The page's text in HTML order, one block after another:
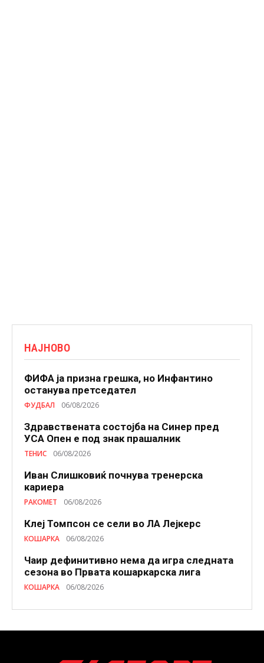
НАЈНОВО
ФИФА ја призна грешка, но Инфантино
останува претседател
ФУДБАЛ 06/08/2026
Здравствената состојба на Синер пред
УСА Опен е под знак прашалник
ТЕНИС 06/08/2026
Иван Слишковиќ почнува тренерска
кариера
РАКОМЕТ 06/08/2026
Клеј Томпсон се сели во ЛА Лејкерс
КОШАРКА 06/08/2026
Чаир дефинитивно нема да игра следната
сезона во Првата кошаркарска лига
КОШАРКА 06/08/2026